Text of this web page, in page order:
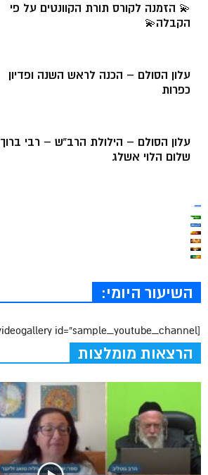
💫 הזמנה לקורס תורת הקוונטים על פי
הקבלה💫
עלון הסולם – הכנה לראש השנה ופדיון
כפרות
עלון הסולם – הילולת הרב”ש – רבי ברוך
שלום הלוי אשלג
השיעור היומי:
[videogallery id=”sample_youtube_channel”]
הרצאות מומלצות